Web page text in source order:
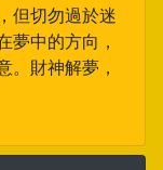
但切勿過於迷
夢中的方向，
。財神解夢，